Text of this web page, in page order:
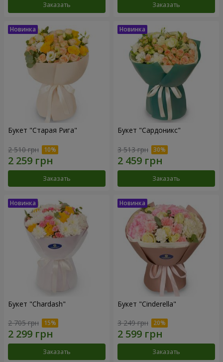
Заказать Заказать
Букет "Старая Рига"
2 510 грн
Заказать
Букет "Сардоникс"
3 513 грн
Заказать
Букет "Chardash"
2 705 грн
Заказать
Букет "Cinderella"
3 249 грн
Заказать